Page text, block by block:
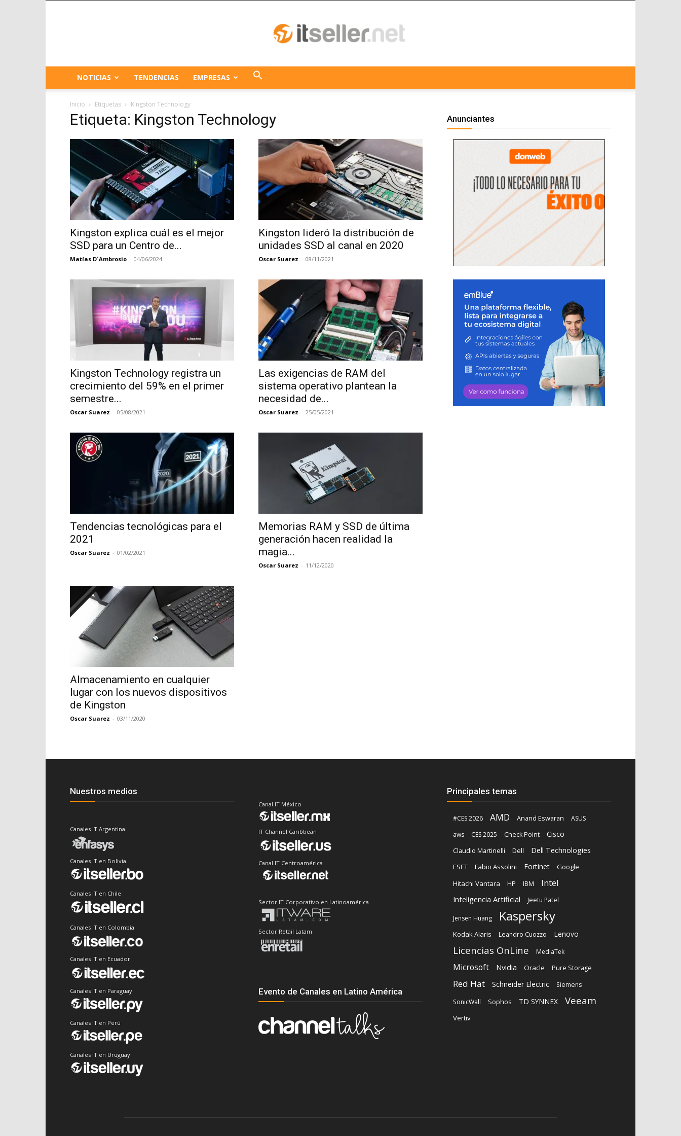
Centroamérica
NOTICIAS TENDENCIAS EMPRESAS
Inicio Etiquetas Kingston Technology
Etiqueta: Kingston Technology
Kingston explica cuál es el mejor
SSD para un Centro de...
Matías D´Ambrosio - 04/06/2024
Kingston lideró la distribución de
unidades SSD al canal en 2020
Oscar Suarez - 08/11/2021
Kingston Technology registra un
crecimiento del 59% en el primer
semestre...
Oscar Suarez - 05/08/2021
Las exigencias de RAM del
sistema operativo plantean la
necesidad de...
Oscar Suarez - 25/05/2021
Tendencias tecnológicas para el
2021
Oscar Suarez - 01/02/2021
Memorias RAM y SSD de última
generación hacen realidad la
magia...
Oscar Suarez - 11/12/2020
Almacenamiento en cualquier
lugar con los nuevos dispositivos
de Kingston
Oscar Suarez - 03/11/2020
Anunciantes
Nuestros medios
Canales IT Argentina
Canales IT en Bolivia
Canales IT en Chile
Canales IT en Colombia
Canales IT en Ecuador
Canales IT en Paraguay
Canales IT en Perú
Canales IT en Uruguay
Canal IT México
IT Channel Caribbean
Canal IT Centroamérica
Sector IT Corporativo en Latinoamérica
Sector Retail Latam
Evento de Canales en Latino América
Principales temas
#CES 2026 AMD Anand Eswaran
ASUS
aws
CES 2025 Check Point Cisco
Claudio Martinelli Dell Dell Technologies
ESET Fabio Assolini Fortinet
Google
Hitachi Vantara
HP IBM Intel
Inteligencia Artificial Jeetu Patel
Jensen Huang Kaspersky
Kodak Alaris Leandro Cuozzo Lenovo
Licencias OnLine MediaTek
Microsoft Nvidia Oracle Pure Storage
Red Hat Schneider Electric
Siemens
SonicWall
Sophos TD SYNNEX Veeam
Vertiv